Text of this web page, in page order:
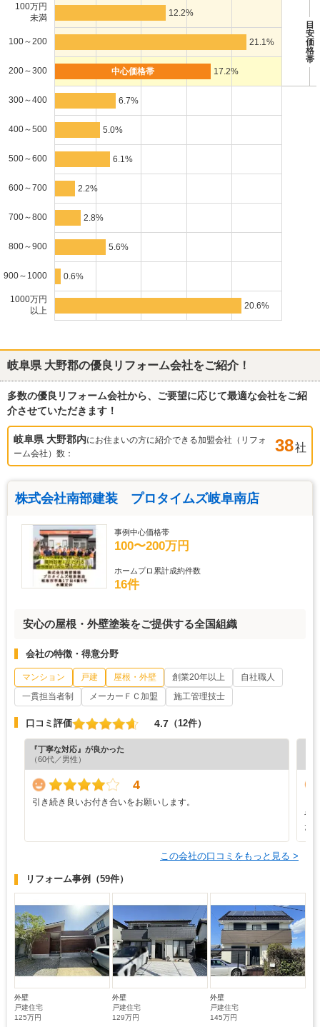
100万円
未満
12.2%
目
安
価
格
帯
100～200 21.1%
200～300 17.2%
300～400 6.7%
400～500 5.0%
500～600 6.1%
600～700 2.2%
700～800 2.8%
800～900 5.6%
900～1000 0.6%
1000万円
以上
20.6%
岐阜県 大野郡の優良リフォーム会社をご紹介！
多数の優良リフォーム会社から、ご要望に応じて最適な会社をご紹
介させていただきます！
岐阜県 大野郡内にお住まいの方に紹介できる加盟会社（リフォ
ーム会社）数：
38社
株式会社南部建装 プロタイムズ岐阜南店
事例中心価格帯
100〜200万円
ホームプロ累計成約件数
16件
安心の屋根・外壁塗装をご提供する全国組織
会社の特徴・得意分野
マンション 戸建 屋根・外壁 創業20年以上
自社職人
一貫担当者制
メーカーＦＣ加盟 施工管理技士
口コミ評価 4.7 （12件）
『丁寧な対応』が良かった
（60代／男性）
4
引き続き良いお付き合いをお願いします。
や
た
この会社の口コミをもっと見る >
リフォーム事例 （59件）
外壁
戸建住宅
125万円
外壁
戸建住宅
129万円
外壁
戸建住宅
145万円